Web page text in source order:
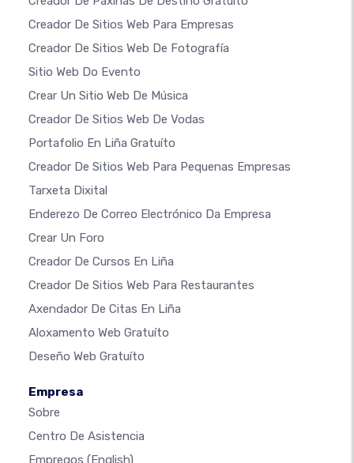
Creador De Sitios Web Para Empresas
Creador De Sitios Web De Fotografía
Sitio Web Do Evento
Crear Un Sitio Web De Música
Creador De Sitios Web De Vodas
Portafolio En Liña Gratuíto
Creador De Sitios Web Para Pequenas Empresas
Tarxeta Dixital
Enderezo De Correo Electrónico Da Empresa
Crear Un Foro
Creador De Cursos En Liña
Creador De Sitios Web Para Restaurantes
Axendador De Citas En Liña
Aloxamento Web Gratuíto
Deseño Web Gratuíto
Empresa
Sobre
Centro De Asistencia
Empregos (English)